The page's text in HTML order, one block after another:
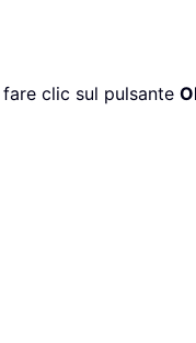
clic sul pulsante